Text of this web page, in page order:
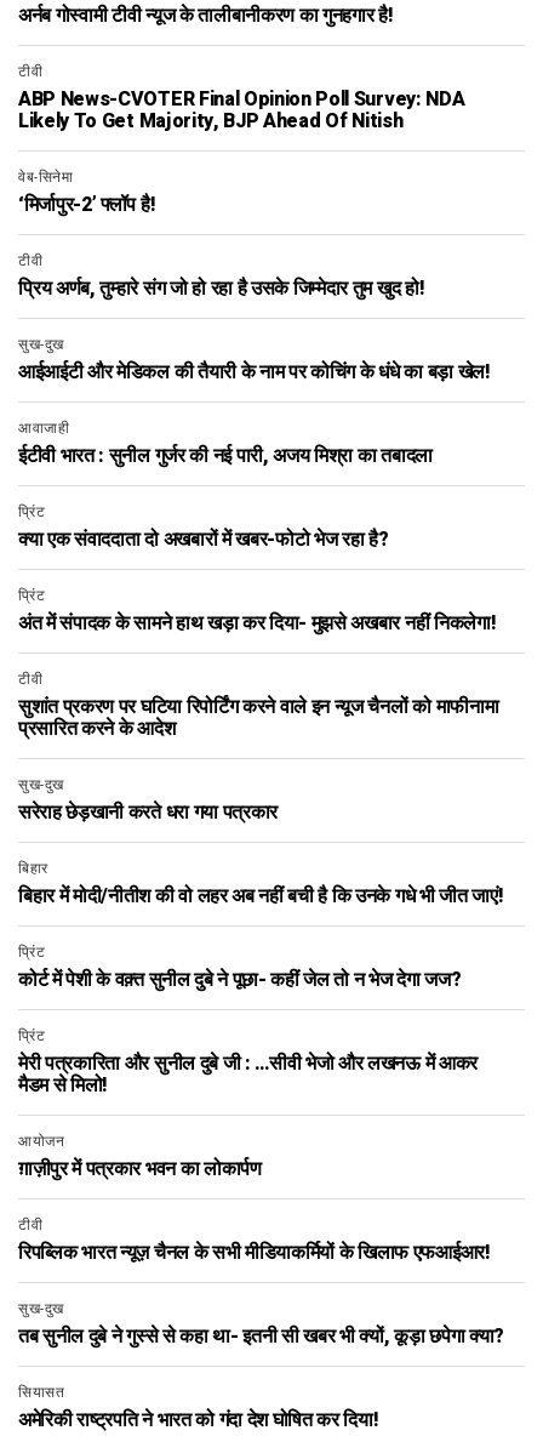
अर्नब गोस्वामी टीवी न्यूज के तालीबानीकरण का गुनहगार है!
टीवी
ABP News-CVOTER Final Opinion Poll Survey: NDA
Likely To Get Majority, BJP Ahead Of Nitish
वेब-सिनेमा
‘मिर्जापुर-2’ फ्लॉप है!
टीवी
प्रिय अर्णब, तुम्हारे संग जो हो रहा है उसके जिम्मेदार तुम खुद हो!
सुख-दुख
आईआईटी और मेडिकल की तैयारी के नाम पर कोचिंग के धंधे का बड़ा खेल!
आवाजाही
ईटीवी भारत : सुनील गुर्जर की नई पारी, अजय मिश्रा का तबादला
प्रिंट
क्या एक संवाददाता दो अखबारों में खबर-फोटो भेज रहा है?
प्रिंट
अंत में संपादक के सामने हाथ खड़ा कर दिया- मुझसे अखबार नहीं निकलेगा!
टीवी
सुशांत प्रकरण पर घटिया रिपोर्टिंग करने वाले इन न्यूज चैनलों को माफीनामा
प्रसारित करने के आदेश
सुख-दुख
सरेराह छेड़खानी करते धरा गया पत्रकार
बिहार
बिहार में मोदी/नीतीश की वो लहर अब नहीं बची है कि उनके गधे भी जीत जाएं!
प्रिंट
कोर्ट में पेशी के वक़्त सुनील दुबे ने पूछा- कहीं जेल तो न भेज देगा जज?
प्रिंट
मेरी पत्रकारिता और सुनील दुबे जी : …सीवी भेजो और लखनऊ में आकर
मैडम से मिलो!
आयोजन
ग़ाज़ीपुर में पत्रकार भवन का लोकार्पण
टीवी
रिपब्लिक भारत न्यूज़ चैनल के सभी मीडियाकर्मियों के खिलाफ एफआईआर!
सुख-दुख
तब सुनील दुबे ने गुस्से से कहा था- इतनी सी खबर भी क्यों, कूड़ा छपेगा क्या?
सियासत
अमेरिकी राष्ट्रपति ने भारत को गंदा देश घोषित कर दिया!